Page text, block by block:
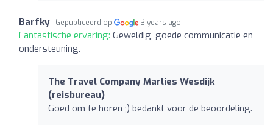
Barfky Gepubliceerd op 3 years ago
Fantastische ervaring: Geweldig, goede communicatie en
ondersteuning.
The Travel Company Marlies Wesdijk
(reisbureau)
Goed om te horen ;) bedankt voor de beoordeling.